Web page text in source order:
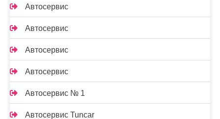
Автосервис
Автосервис
Автосервис
Автосервис
Автосервис № 1
Автосервис Tuncar